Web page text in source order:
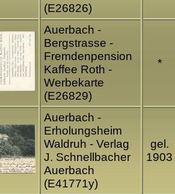
(E26826)
Auerbach -
Bergstrasse -
Fremdenpension
Kaffee Roth -
Werbekarte
(E26829)
*
Auerbach -
Erholungsheim
Waldruh - Verlag
J. Schnellbacher
Auerbach
(E41771y)
gel.
1903